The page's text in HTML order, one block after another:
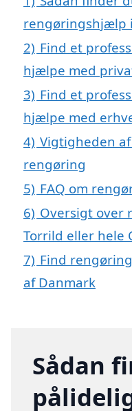
rengøringshjælp
2) Find et
hjælpe med
3) Find et
hjælpe med
4) Vigtigheden
rengøring
5) FAQ om
6) Oversigt over
Torrild eller hele
7) Find
af Danmark
Sådan